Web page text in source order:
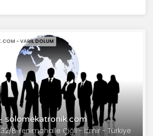
solomekatronik.com
- VARIL DOLUM
B Yenimahalle Çiğli - İzmir - Türkiye